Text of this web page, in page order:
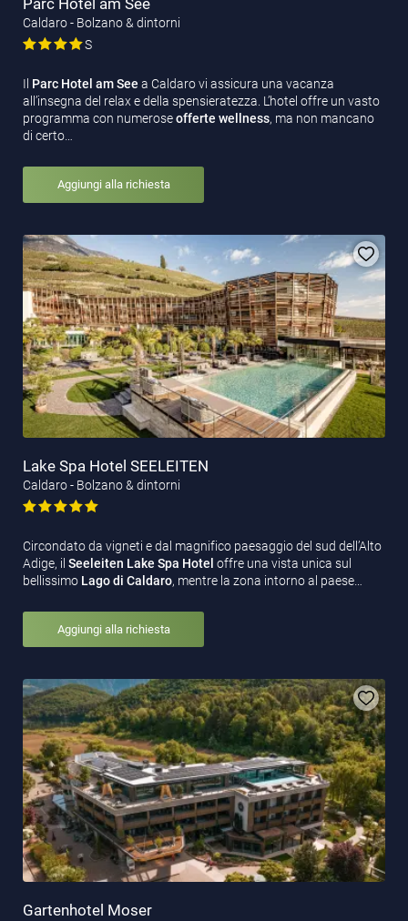
Parc Hotel am See
Caldaro - Bolzano & dintorni
S
Il Parc Hotel am See a Caldaro vi assicura una vacanza
all’insegna del relax e della spensieratezza. L’hotel offre un vasto
programma con numeroseofferte wellness, ma non mancano
di certo…
Aggiungi alla richiesta
Lake Spa Hotel SEELEITEN
Caldaro - Bolzano & dintorni
Circondato da vigneti e dal magnifico paesaggio del sud dell’Alto
Adige, il Seeleiten Lake Spa Hotel offre una vista unica sul
bellissimo Lago di Caldaro, mentre la zona intorno al paese…
Aggiungi alla richiesta
Gartenhotel Moser